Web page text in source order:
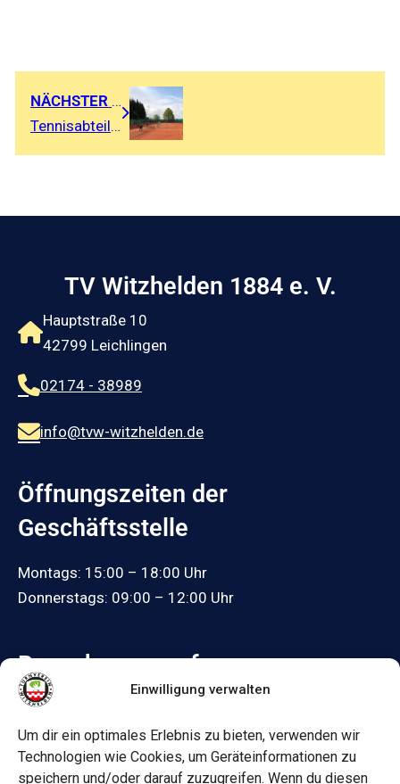
Einwilligung verwalten
Um dir ein optimales Erlebnis zu bieten, verwenden wir
Technologien wie Cookies, um Geräteinformationen zu
speichern und/oder darauf zuzugreifen. Wenn du diesen
NÄCHSTER BEITRAG
Tennisabteilung – Zeitreise
TV Witzhelden 1884 e. V.
Hauptstraße 10
42799 Leichlingen
02174 - 38989
info@tvw-witzhelden.de
Öffnungszeiten der
Geschäftsstelle
Montags: 15:00 – 18:00 Uhr
Donnerstags: 09:00 – 12:00 Uhr
Besuche uns auf:
Facebook
Informationen